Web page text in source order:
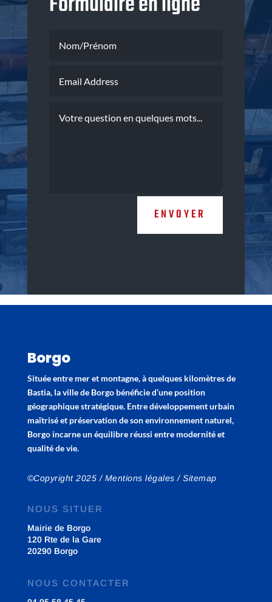
ENVOYER
Borgo
Située entre mer et montagne, à quelques kilomètres de
Bastia, la ville de Borgo bénéficie d’une position
géographique stratégique. Entre développement urbain
maîtrisé et préservation de son environnement naturel,
Borgo incarne un équilibre réussi entre modernité et
qualité de vie.
©Copyright 2025 / Mentions légales /Sitemap
NOUS SITUER
Mairie de Borgo
120 Rte de la Gare
20290 Borgo
NOUS CONTACTER